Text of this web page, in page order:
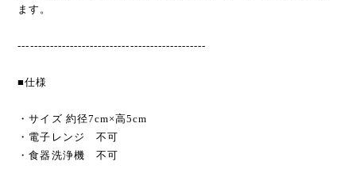
ます。
-----------------------------------------------
■仕様
・サイズ 約径7cm×高5cm
・電子レンジ 不可
・食器洗浄機 不可